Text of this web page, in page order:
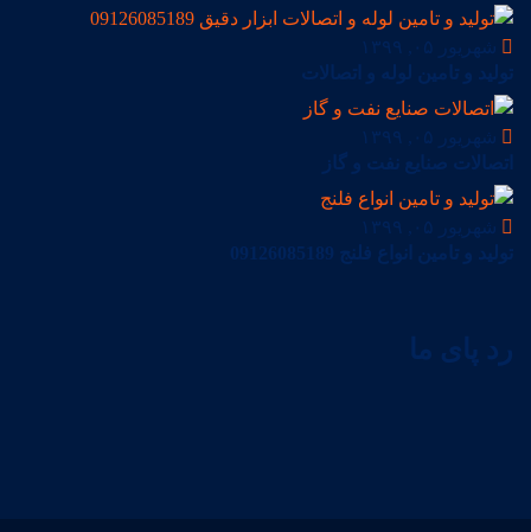
شهریور ۰۵, ۱۳۹۹
تولید و تامین لوله و اتصالات
شهریور ۰۵, ۱۳۹۹
اتصالات صنایع نفت و گاز
شهریور ۰۵, ۱۳۹۹
تولید و تامین انواع فلنج 09126085189
رد پای ما